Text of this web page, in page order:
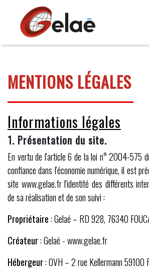
MENTIONS LÉGALES
Informations légales
1. Présentation du site.
En vertu de l'article 6 de la loi n° 2004-575
confiance dans l'économie numérique, il est
site www.gelae.fr l'identité des différents
de sa réalisation et de son suivi :
Propriétaire: Gelaé – RD 928, 76340
Créateur: Gelaé - www.gelae.fr
Hébergeur: OVH – 2 rue Kellermann 59100